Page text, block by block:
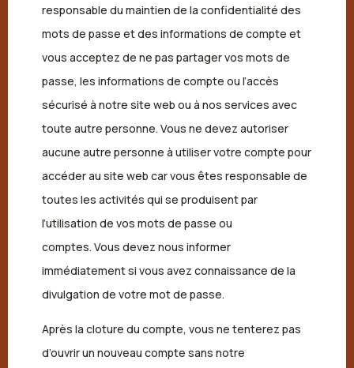
responsable du maintien de la confidentialité des
mots de passe et des informations de compte et
vous acceptez de ne pas partager vos mots de
passe, les informations de compte ou l’accès
sécurisé à notre site web ou à nos services avec
toute autre personne. Vous ne devez autoriser
aucune autre personne à utiliser votre compte pour
accéder au site web car vous êtes responsable de
toutes les activités qui se produisent par
l’utilisation de vos mots de passe ou
comptes. Vous devez nous informer
immédiatement si vous avez connaissance de la
divulgation de votre mot de passe.
Après la cloture du compte, vous ne tenterez pas
d’ouvrir un nouveau compte sans notre